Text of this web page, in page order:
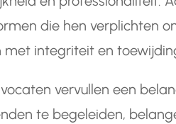
die hen verplichten
met integriteit en
vervullen een
te begeleiden,